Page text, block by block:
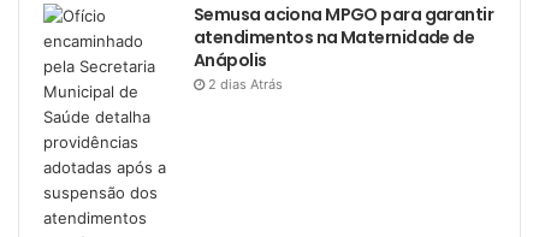
Semusa aciona MPGO para garantir
atendimentos na Maternidade de
Anápolis
2 dias Atrás